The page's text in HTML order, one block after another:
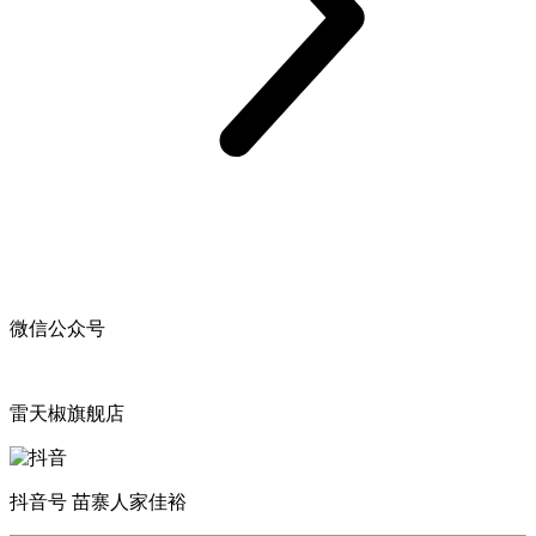
微信公众号
雷天椒旗舰店
抖音号 苗寨人家佳裕